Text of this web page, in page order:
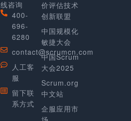
线咨询
400-
696-
6280
contact@scrumcn.com
人工客
服
留下联
系方式
价评估技术
创新联盟
中国规模化
敏捷大会
中国Scrum
大会2025
Scrum.org
中文站
企服应用市